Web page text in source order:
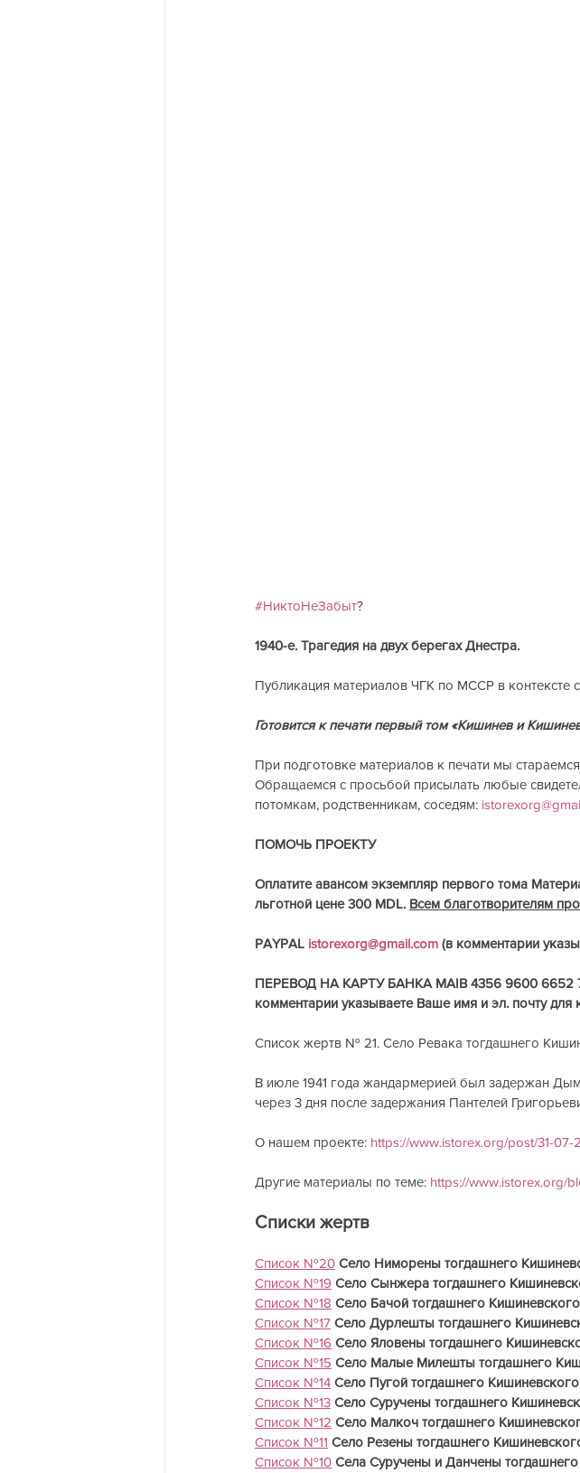
#НиктоНеЗабыт?
1940-е. Трагедия на двух берегах Днестра.
Публикация материалов ЧГК по МССР в контексте
Готовится к печати первый том «Кишинев и
При подготовке материалов к печати мы
Обращаемся с просьбой присылать любые
потомкам, родственникам, соседям:
ПОМОЧЬ ПРОЕКТУ
Оплатите авансом экземпляр первого тома
льготной цене 300 MDL. Всем благотворителям
PAYPAL istorexorg@gmail.com (в комментарии
ПЕРЕВОД НА КАРТУ БАНКА MAIB 4356 9600 6652
комментарии указываете Ваше имя и эл. почту для
Список жертв № 21. Село Ревака тогдашнего
В июле 1941 года жандармерией был задержан
через 3 дня после задержания Пантелей
О нашем проекте: https://www.istorex.org/post/31-
Другие материалы по теме: https://www.istorex.org/
Списки жертв
Список №20 Село Ниморены тогдашнего
Список №19 Село Сынжера тогдашнего
Список №18 Село Бачой тогдашнего
Список №17 Село Дурлешты тогдашнего
Список №16 Село Яловены тогдашнего
Список №15 Село Малые Милешты тогдашнего
Список №14 Село Пугой тогдашнего Кишиневского
Список №13 Село Суручены тогдашнего
Список №12 Село Малкоч тогдашнего
Список №11 Село Резены тогдашнего
Список №10 Села Суручены и Данчены